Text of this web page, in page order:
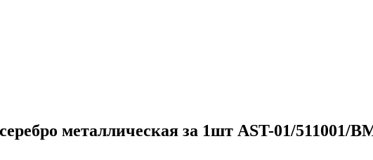
металлическая за 1шт AST-01/511001/